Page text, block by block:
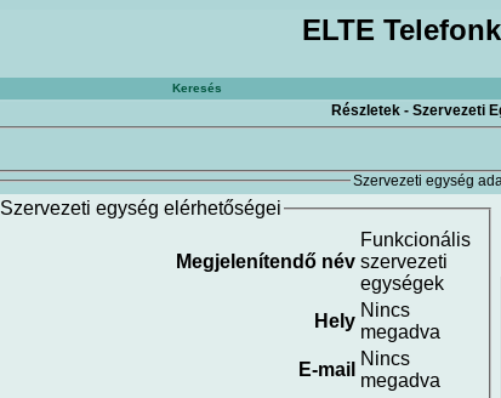
ELTE
Keresés
Részletek - Szervezeti
Szervezeti egység
Szervezeti egység elérhetőségei
Megjelenítendő név
Funkcionális
szervezeti
egységek
Hely
Nincs
megadva
E-mail
Nincs
megadva